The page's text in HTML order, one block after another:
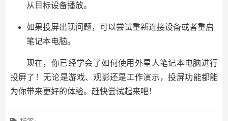
从目标设备播放。
如果投屏出现问题，可以尝试重新连接设备或者重启
笔记本电脑。
现在，你已经学会了如何使用外星人笔记本电脑进行
投屏了！无论是游戏、观影还是工作演示，投屏功能都能
为你带来更好的体验。赶快尝试起来吧！